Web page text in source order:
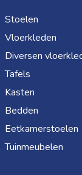
Stoelen
Vloerkleden
Diversen
Tafels
Kasten
Bedden
Eetkamerstoelen
Tuinmeubelen